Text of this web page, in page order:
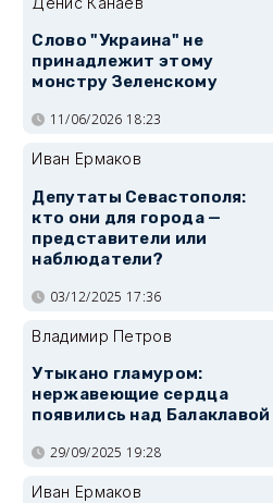
Слово "Украина" не
принадлежит этому
монстру Зеленскому
11/06/2026 18:23
Иван Ермаков
Депутаты Севастополя:
кто они для города —
представители или
наблюдатели?
03/12/2025 17:36
Владимир Петров
Утыкано гламуром:
нержавеющие сердца
появились над Балаклавой
29/09/2025 19:28
Иван Ермаков